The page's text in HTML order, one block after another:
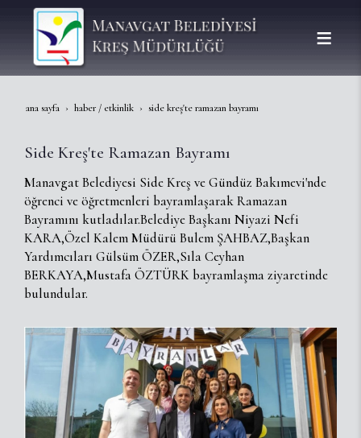
ana sayfa haber / etkinlik side kreş'te ramazan bayramı
Side Kreş'te Ramazan Bayramı
Manavgat Belediyesi Side Kreş ve Gündüz Bakımevi'nde
öğrenci ve öğretmenleri bayramlaşarak Ramazan
Bayramını kutladılar.Belediye Başkanı Niyazi Nefi
KARA,Özel Kalem Müdürü Bulem ŞAHBAZ,Başkan
Yardımcıları Gülsüm ÖZER,Sıla Ceyhan
BERKAYA,Mustafa ÖZTÜRK bayramlaşma ziyaretinde
bulundular.